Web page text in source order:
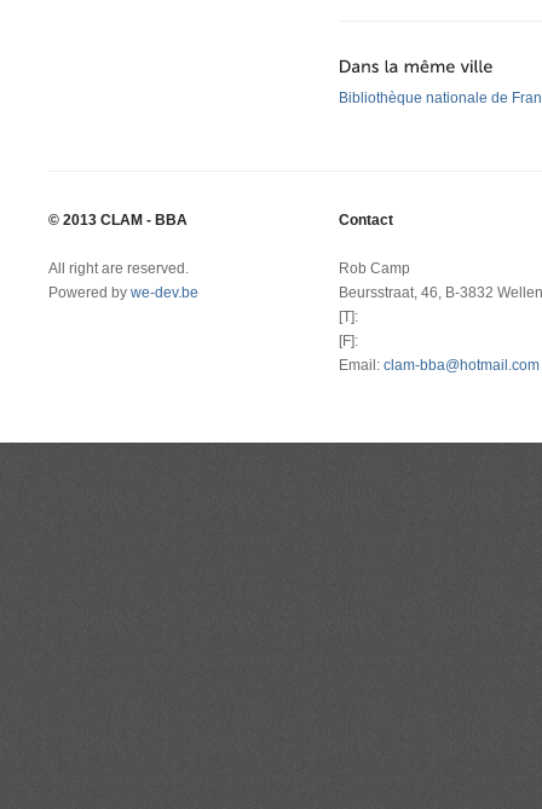
Bibliothèque nationale de
© 2013 CLAM - BBA
All right are reserved.
Powered by we-dev.be
Contact
Rob Camp
Beursstraat, 46, B-3832 Wellen
[T]:
[F]:
Email: clam-bba@hotmail.com